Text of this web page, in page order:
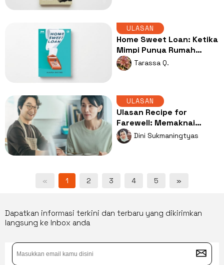
ULASAN
Home Sweet Loan: Ketika
Mimpi Punya Rumah
Berhadapan dengan
Realita Hidup
Tarassa Q.
ULASAN
Ulasan Recipe for
Farewell: Memaknai
Perpisahan Lewat
Sepiring Masakan
Dini Sukmaningtyas
« 1 2 3 4 5 »
Dapatkan informasi terkini dan terbaru yang dikirimkan
langsung ke Inbox anda